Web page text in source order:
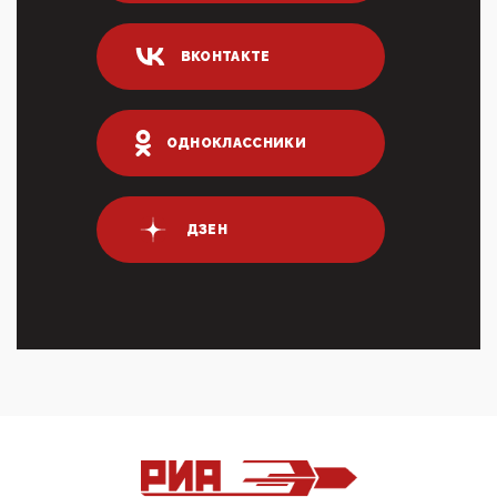
04:47, 10 Апреля 2026
ИНН для переводов по СБП это первый шаг из
логических двухЗаполнение ИНН при любых
переводах по ...
03:35, 10 Апреля 2026
Суммарное вознаграждение менеджменту в 15
крупных банках по итогам 2025 года превысило 63
03:01, 10 Апреля 2026
Террорист и убийца Буданов вальяжно сообщил,
что союзники просили Киев не наносить удары по
входМошенники активно пользуются аккаунтами на
Госуслугах уме...
ВКОНТАКТЕ
ОДНОКЛАССНИКИ
ДЗЕН